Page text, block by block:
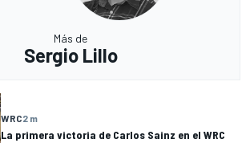
Más de
Sergio Lillo
WRC2 m
La primera victoria de Carlos Sainz en el WRC